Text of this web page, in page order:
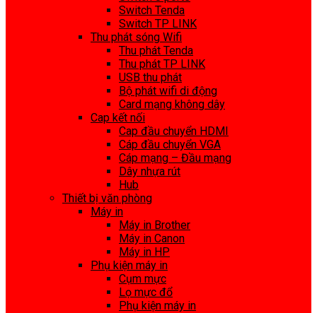
Switch Tenda
Switch TP LINK
Thu phát sóng Wifi
Thu phát Tenda
Thu phát TP LINK
USB thu phát
Bộ phát wifi di động
Card mạng không dây
Cap kết nối
Cap đầu chuyển HDMI
Cáp đầu chuyển VGA
Cáp mạng – Đầu mạng
Dây nhựa rút
Hub
Thiết bị văn phòng
Máy in
Máy in Brother
Máy in Canon
Máy in HP
Phụ kiện máy in
Cụm mực
Lọ mực đổ
Phụ kiện máy in